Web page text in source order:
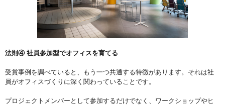
法則④ 社員参加型でオフィスを育てる
受賞事例を調べていると、もう一つ共通する特徴があります。それは社
員がオフィスづくりに深く関わっていることです。
プロジェクトメンバーとして参加するだけでなく、ワークショップやヒ